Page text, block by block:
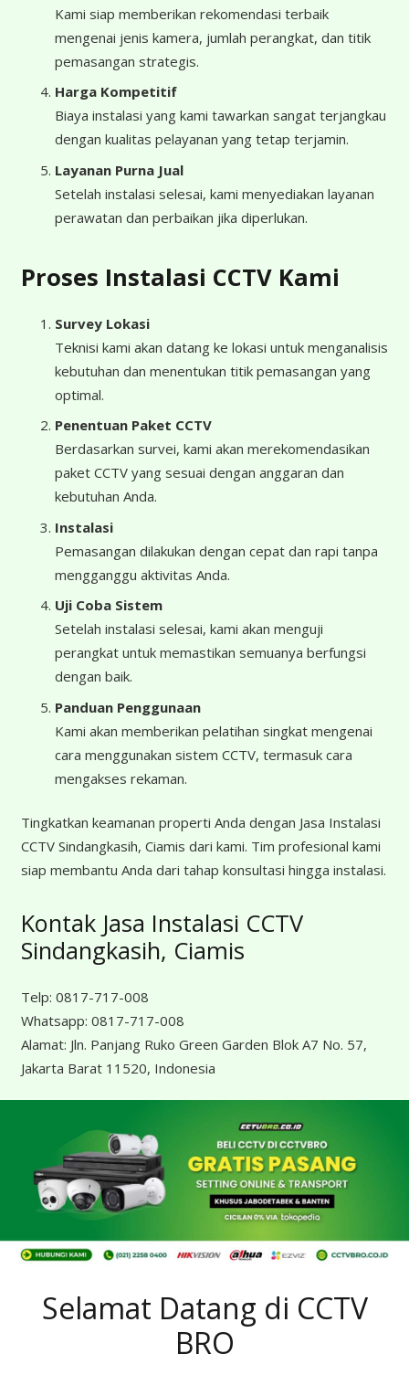
Kami siap memberikan rekomendasi terbaik
mengenai jenis kamera, jumlah perangkat, dan titik
pemasangan strategis.
Harga Kompetitif
Biaya instalasi yang kami tawarkan sangat terjangkau
dengan kualitas pelayanan yang tetap terjamin.
Layanan Purna Jual
Setelah instalasi selesai, kami menyediakan layanan
perawatan dan perbaikan jika diperlukan.
Proses Instalasi CCTV Kami
Survey Lokasi
Teknisi kami akan datang ke lokasi untuk menganalisis
kebutuhan dan menentukan titik pemasangan yang
optimal.
Penentuan Paket CCTV
Berdasarkan survei, kami akan merekomendasikan
paket CCTV yang sesuai dengan anggaran dan
kebutuhan Anda.
Instalasi
Pemasangan dilakukan dengan cepat dan rapi tanpa
mengganggu aktivitas Anda.
Uji Coba Sistem
Setelah instalasi selesai, kami akan menguji
perangkat untuk memastikan semuanya berfungsi
dengan baik.
Panduan Penggunaan
Kami akan memberikan pelatihan singkat mengenai
cara menggunakan sistem CCTV, termasuk cara
mengakses rekaman.
Tingkatkan keamanan properti Anda dengan Jasa Instalasi
CCTV Sindangkasih, Ciamis dari kami. Tim profesional kami
siap membantu Anda dari tahap konsultasi hingga instalasi.
Kontak Jasa Instalasi CCTV
Sindangkasih, Ciamis
Telp: 0817-717-008
Whatsapp: 0817-717-008
Alamat: Jln. Panjang Ruko Green Garden Blok A7 No. 57,
Jakarta Barat 11520, Indonesia
Selamat Datang di CCTV
BRO